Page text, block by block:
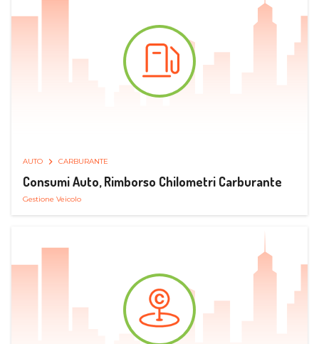
AUTO CARBURANTE
Consumi Auto, Rimborso Chilometri Carburante
Gestione Veicolo